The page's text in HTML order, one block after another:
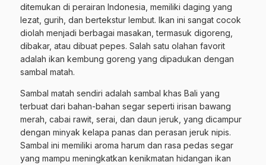
ditemukan di perairan Indonesia, memiliki daging yang
lezat, gurih, dan bertekstur lembut. Ikan ini sangat cocok
diolah menjadi berbagai masakan, termasuk digoreng,
dibakar, atau dibuat pepes. Salah satu olahan favorit
adalah ikan kembung goreng yang dipadukan dengan
sambal matah.
Sambal matah sendiri adalah sambal khas Bali yang
terbuat dari bahan-bahan segar seperti irisan bawang
merah, cabai rawit, serai, dan daun jeruk, yang dicampur
dengan minyak kelapa panas dan perasan jeruk nipis.
Sambal ini memiliki aroma harum dan rasa pedas segar
yang mampu meningkatkan kenikmatan hidangan ikan